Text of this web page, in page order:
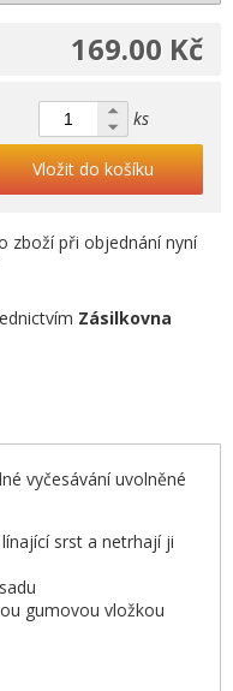
169.00 Kč
ks
Vložit do košíku
zboží při objednání nyní
Zásilkovna
vyčesávání uvolněné
srst a netrhají ji
gumovou vložkou